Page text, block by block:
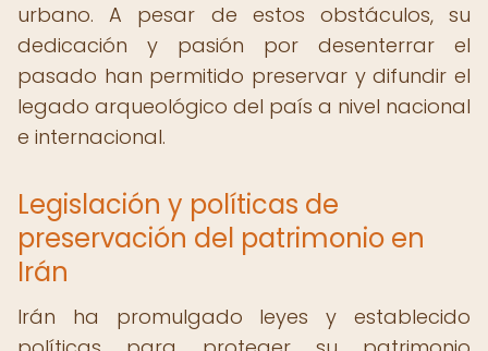
urbano. A pesar de estos obstáculos, su
dedicación y pasión por desenterrar el
pasado han permitido preservar y difundir el
legado arqueológico del país a nivel nacional
e internacional.
Legislación y políticas de
preservación del patrimonio en
Irán
Irán ha promulgado leyes y establecido